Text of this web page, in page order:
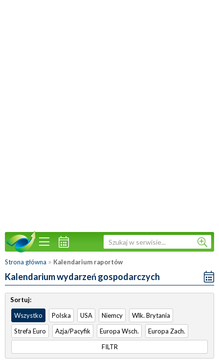
Strona główna » Kalendarium raportów
Kalendarium wydarzeń gospodarczych
Sortuj:
Wszystko
Polska USA Niemcy
Wlk. Brytania
Strefa Euro
Azja/Pacyfik Europa Wsch.
Europa Zach.
FILTR